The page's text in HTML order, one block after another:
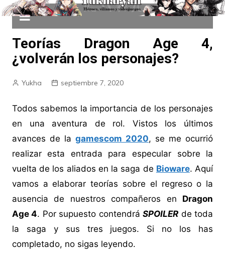
Teorías Dragon Age 4,
¿volverán los personajes?
Yukha septiembre 7, 2020
Todos sabemos la importancia de los personajes
en una aventura de rol. Vistos los últimos
avances de la gamescom 2020, se me ocurrió
realizar esta entrada para especular sobre la
vuelta de los aliados en la saga de Bioware. Aquí
vamos a elaborar teorías sobre el regreso o la
ausencia de nuestros compañeros en Dragon
Age 4. Por supuesto contendráSPOILER de toda
la saga y sus tres juegos. Si no los has
completado, no sigas leyendo.